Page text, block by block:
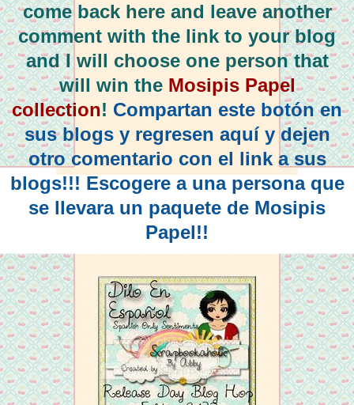
come back here and leave another
comment with the link to your blog
and I will choose one person that
will win the Mosipis Papel
collection! Compartan este botón en
sus blogs y regresen aquí y dejen
otro comentario con el link a sus
blogs!!! Escogere a una persona que
se llevara un paquete de Mosipis
Papel!!